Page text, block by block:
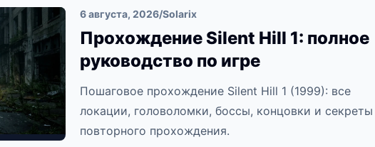
6 августа, 2026/Solarix
Прохождение Silent Hill 1: полное
руководство по игре
Пошаговое прохождение Silent Hill 1 (1999): все
локации, головоломки, боссы, концовки и секреты
повторного прохождения.